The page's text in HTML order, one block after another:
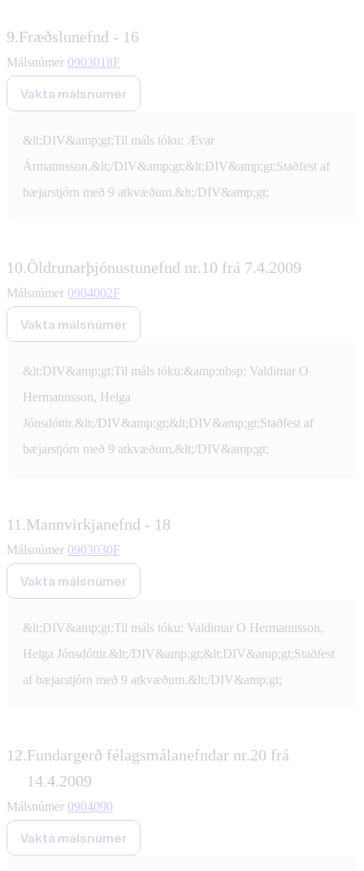
9.Fræðslunefnd - 16
Málsnúmer 0903018F
Vakta málsnúmer
&lt;DIV&amp;gt;Til máls tóku: Ævar
Ármannsson.&lt;/DIV&amp;gt;&lt;DIV&amp;gt;Staðfest af
bæjarstjórn með 9 atkvæðum.&lt;/DIV&amp;gt;
10.Öldrunarþjónustunefnd nr.10 frá 7.4.2009
Málsnúmer 0904002F
Vakta málsnúmer
&lt;DIV&amp;gt;Til máls tóku:&amp;nbsp; Valdimar O
Hermannsson, Helga
Jónsdóttir.&lt;/DIV&amp;gt;&lt;DIV&amp;gt;Staðfest af
bæjarstjórn með 9 atkvæðum.&lt;/DIV&amp;gt;
11.Mannvirkjanefnd - 18
Málsnúmer 0903030F
Vakta málsnúmer
&lt;DIV&amp;gt;Til máls tóku: Valdimar O Hermannsson,
Helga Jónsdóttir.&lt;/DIV&amp;gt;&lt;DIV&amp;gt;Staðfest
af bæjarstjórn með 9 atkvæðum.&lt;/DIV&amp;gt;
12.Fundargerð félagsmálanefndar nr.20 frá
14.4.2009
Málsnúmer 0904090
Vakta málsnúmer